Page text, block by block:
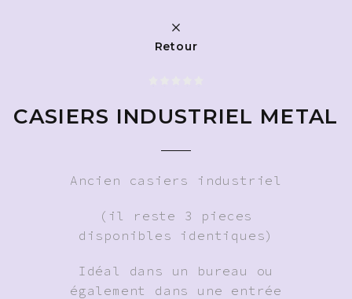
Retour
CASIERS INDUSTRIEL METAL
Ancien casiers industriel
(il reste 3 pieces
disponibles identiques)
Idéal dans un bureau ou
également dans une entrée